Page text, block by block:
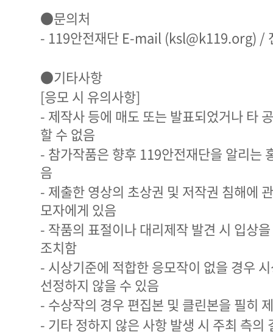
●문의처
- 119안전재단 E-mail (ksl@k119.org) /
●기타사항
[응모 시 유의사항]
- 제작사 등에 매도 또는 발표되었거나 타
할 수 없음
- 참가작품은 향후 119안전재단을 알리는
음
- 제출한 영상의 초상권 및 저작권 침해에
모자에게 있음
- 작품의 표절이나 대리제작 발견 시 입상
조치함
- 시상기준에 적합한 응모작이 없을 경우
선정하지 않을 수 있음
- 수상작의 경우 편집본 및 클린본을 필히
- 기타 정하지 않은 사항 발생 시 주최 측의